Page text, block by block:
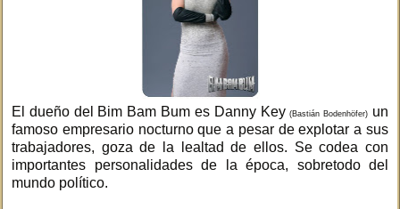
El dueño del Bim Bam Bum es Danny Key(Bastián Bodenhöfer) un
famoso empresario nocturno que a pesar de explotar a sus
trabajadores, goza de la lealtad de ellos. Se codea con
importantes personalidades de la época, sobretodo del
mundo político.